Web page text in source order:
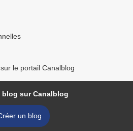
le portail Canalblog
blog sur Canalblog
un blog